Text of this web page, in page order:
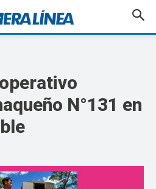
N°131 en